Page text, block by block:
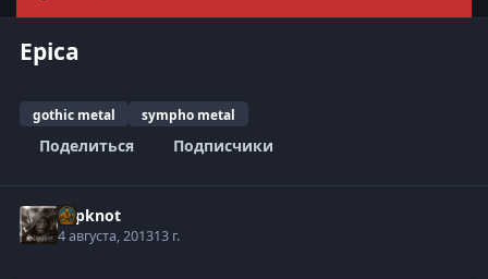
Epica
gothic metal sympho metal
Поделиться Подписчики
Slipknot
4 августа, 201313 г.